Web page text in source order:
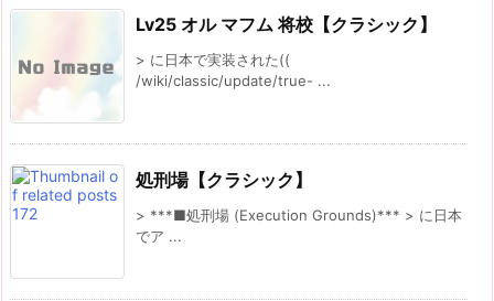
Lv25 オル マフム 将校【クラシック】
> に日本で実装された((
/wiki/classic/update/true- ...
処刑場【クラシック】
> ***■処刑場 (Execution Grounds)*** > に日本
でア ...